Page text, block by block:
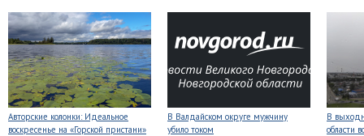
Авторские колонки: Идеальное
воскресенье на «Горской пристани»
В Валдайском округе мужчину
убило током
В
области